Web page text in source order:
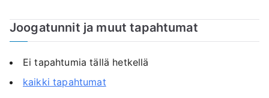
Joogatunnit ja muut tapahtumat
Ei tapahtumia tällä hetkellä
kaikki tapahtumat